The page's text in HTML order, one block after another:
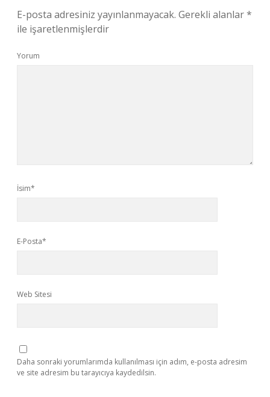
E-posta adresiniz yayınlanmayacak. Gerekli alanlar*
ile işaretlenmişlerdir
Yorum
İsim*
E-Posta*
Web Sitesi
Daha sonraki yorumlarımda kullanılması için adım, e-posta adresim
ve site adresim bu tarayıcıya kaydedilsin.